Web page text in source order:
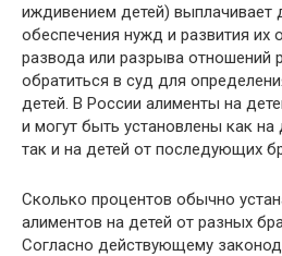
иждивением детей) выплачивает
обеспечения нужд и развития их
развода или разрыва отношений
обратиться в суд для
детей. В России алименты на
и могут быть установлены как на
так и на детей от последующих
Сколько процентов обычно
алиментов на детей от разных
Согласно действующему